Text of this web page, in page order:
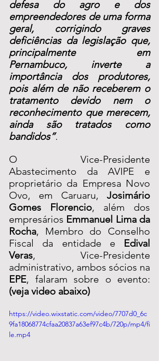
defesa do agro e dos
empreendedores de uma forma
geral, corrigindo graves
deficiências da legislação que,
principalmente em
Pernambuco, inverte a
importância dos produtores,
pois além de não receberem o
tratamento devido nem o
reconhecimento que merecem,
ainda são tratados como
bandidos”.
O Vice-Presidente
Abastecimento da AVIPE e
proprietário da Empresa Novo
Ovo, em Caruaru, Josimário
Gomes Florencio, além dos
empresários Emmanuel Lima da
Rocha, Membro do Conselho
Fiscal da entidade e Edival
Veras, Vice-Presidente
EPE
(veja video abaixo)
https://video.wixstatic.com/video/7707d0_6c
9fa18068774cfaa20837a63ef97c4b/720p/mp4/fi
le.mp4